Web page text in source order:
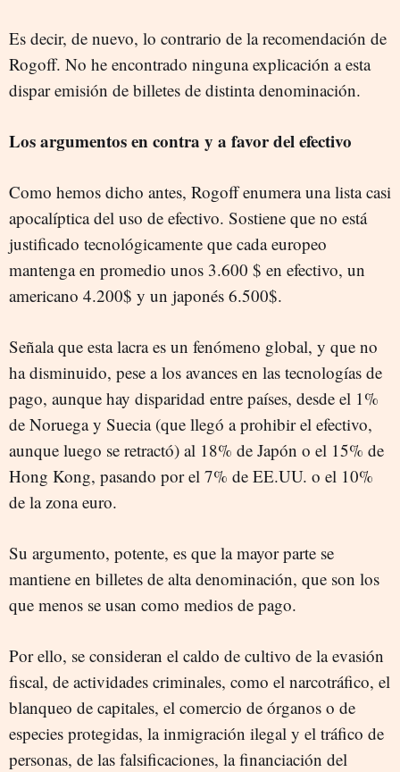
Es decir, de nuevo, lo contrario de la recomendación de
Rogoff. No he encontrado ninguna explicación a esta
dispar emisión de billetes de distinta denominación.
Los argumentos en contra y a favor del efectivo
Como hemos dicho antes, Rogoff enumera una lista casi
apocalíptica del uso de efectivo. Sostiene que no está
justificado tecnológicamente que cada europeo
mantenga en promedio unos 3.600 $ en efectivo, un
americano 4.200$ y un japonés 6.500$.
Señala que esta lacra es un fenómeno global, y que no
ha disminuido, pese a los avances en las tecnologías de
pago, aunque hay disparidad entre países, desde el 1%
de Noruega y Suecia (que llegó a prohibir el efectivo,
aunque luego se retractó) al 18% de Japón o el 15% de
Hong Kong, pasando por el 7% de EE.UU. o el 10%
de la zona euro.
Su argumento, potente, es que la mayor parte se
mantiene en billetes de alta denominación, que son los
que menos se usan como medios de pago.
Por ello, se consideran el caldo de cultivo de la evasión
fiscal, de actividades criminales, como el narcotráfico, el
blanqueo de capitales, el comercio de órganos o de
especies protegidas, la inmigración ilegal y el tráfico de
personas, de las falsificaciones, la financiación del